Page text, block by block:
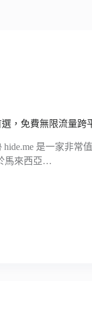
，免費無限流量跨
hide.me 是一家非
馬來西亞…